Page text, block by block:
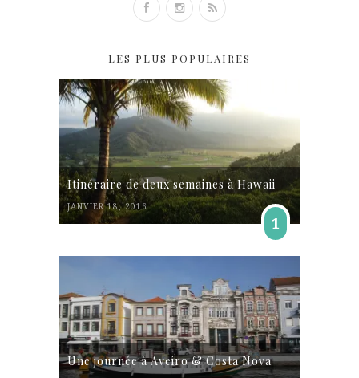
LES PLUS POPULAIRES
Itinéraire de deux semaines à Hawaii
JANVIER 18, 2016
1
Une journée à Aveiro & Costa Nova